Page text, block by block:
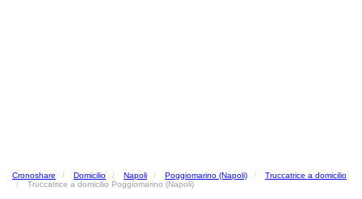
Cronoshare Domicilio Napoli Poggiomarino (Napoli)
Truccatrice a domicilio
Truccatrice a domicilio Poggiomarino (Napoli)